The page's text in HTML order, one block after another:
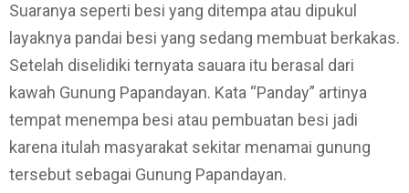
Suaranya seperti besi yang ditempa atau dipukul
layaknya pandai besi yang sedang membuat berkakas.
Setelah diselidiki ternyata sauara itu berasal dari
kawah Gunung Papandayan. Kata “Panday” artinya
tempat menempa besi atau pembuatan besi jadi
karena itulah masyarakat sekitar menamai gunung
tersebut sebagai Gunung Papandayan.